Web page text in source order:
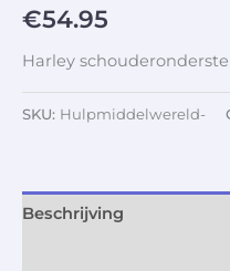
€54.95
Harley
SKU: Hulpmiddelwereld-
Beschrijving